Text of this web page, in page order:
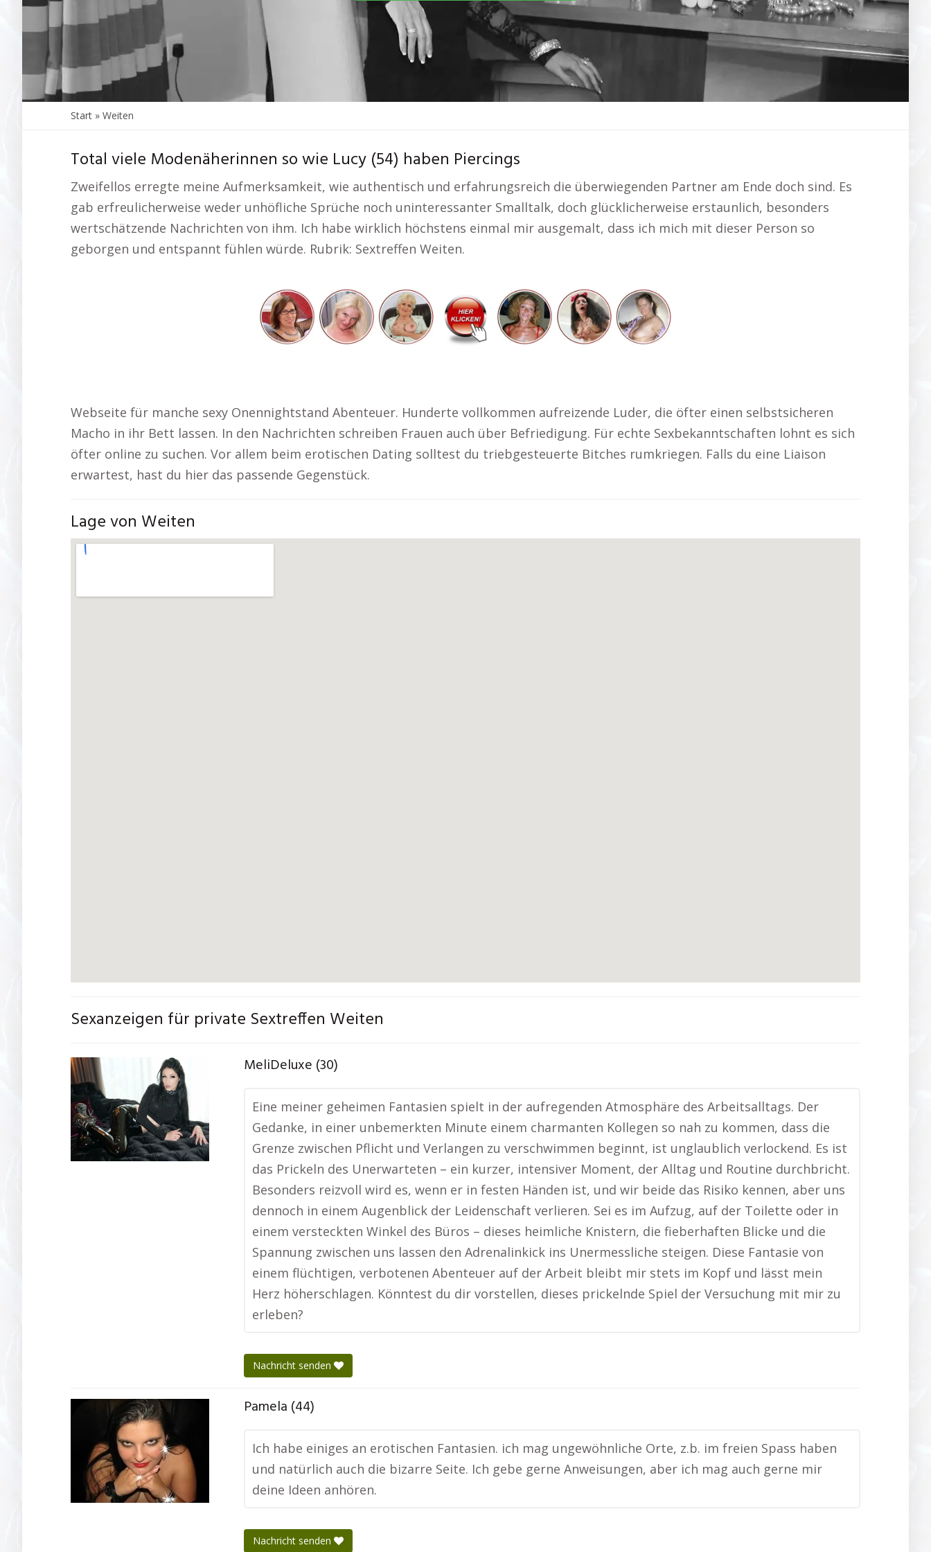
Start » Weiten
Total viele Modenäherinnen so wie Lucy (54) haben Piercings
Zweifellos erregte meine Aufmerksamkeit, wie authentisch und erfahrungsreich die überwiegenden Partner am Ende doch sind. Es
gab erfreulicherweise weder unhöfliche Sprüche noch uninteressanter Smalltalk, doch glücklicherweise erstaunlich, besonders
wertschätzende Nachrichten von ihm. Ich habe wirklich höchstens einmal mir ausgemalt, dass ich mich mit dieser Person so
geborgen und entspannt fühlen würde. Rubrik: Sextreffen Weiten.
Webseite für manche sexy Onennightstand Abenteuer. Hunderte vollkommen aufreizende Luder, die öfter einen selbstsicheren
Macho in ihr Bett lassen. In den Nachrichten schreiben Frauen auch über Befriedigung. Für echte Sexbekanntschaften lohnt es sich
öfter online zu suchen. Vor allem beim erotischen Dating solltest du triebgesteuerte Bitches rumkriegen. Falls du eine Liaison
erwartest, hast du hier das passende Gegenstück.
Lage von Weiten
Sexanzeigen für private Sextreffen Weiten
MeliDeluxe (30)
Eine meiner geheimen Fantasien spielt in der aufregenden Atmosphäre des Arbeitsalltags. Der
Gedanke, in einer unbemerkten Minute einem charmanten Kollegen so nah zu kommen, dass die
Grenze zwischen Pflicht und Verlangen zu verschwimmen beginnt, ist unglaublich verlockend. Es ist
das Prickeln des Unerwarteten – ein kurzer, intensiver Moment, der Alltag und Routine durchbricht.
Besonders reizvoll wird es, wenn er in festen Händen ist, und wir beide das Risiko kennen, aber uns
dennoch in einem Augenblick der Leidenschaft verlieren. Sei es im Aufzug, auf der Toilette oder in
einem versteckten Winkel des Büros – dieses heimliche Knistern, die fieberhaften Blicke und die
Spannung zwischen uns lassen den Adrenalinkick ins Unermessliche steigen. Diese Fantasie von
einem flüchtigen, verbotenen Abenteuer auf der Arbeit bleibt mir stets im Kopf und lässt mein
Herz höherschlagen. Könntest du dir vorstellen, dieses prickelnde Spiel der Versuchung mit mir zu
erleben?
Nachricht senden
Pamela (44)
Ich habe einiges an erotischen Fantasien. ich mag ungewöhnliche Orte, z.b. im freien Spass haben
und natürlich auch die bizarre Seite. Ich gebe gerne Anweisungen, aber ich mag auch gerne mir
deine Ideen anhören.
Nachricht senden